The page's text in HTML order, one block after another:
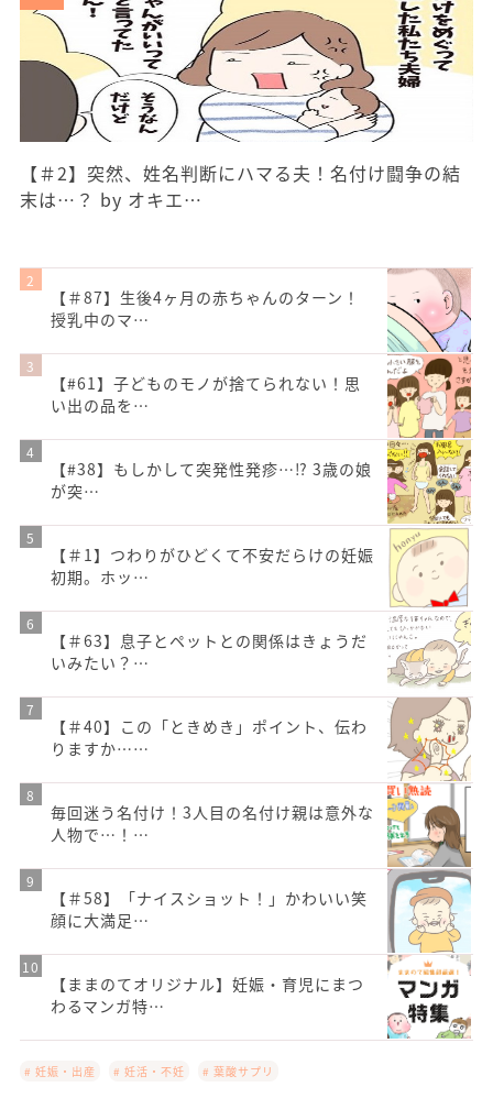
【＃2】突然、姓名判断にハマる夫！名付け闘争の結
末は…？ by オキエ…
【＃87】生後4ヶ月の赤ちゃんのターン！
授乳中のマ…
【#61】子どものモノが捨てられない！思
い出の品を…
【#38】もしかして突発性発疹…⁉︎ 3歳の娘
が突…
【＃1】つわりがひどくて不安だらけの妊娠
初期。ホッ…
【＃63】息子とペットとの関係はきょうだ
いみたい？…
【＃40】この「ときめき」ポイント、伝わ
りますか……
毎回迷う名付け！3人目の名付け親は意外な
人物で…！…
【＃58】「ナイスショット！」かわいい笑
顔に大満足…
【ままのてオリジナル】妊娠・育児にまつ
わるマンガ特…
# 妊娠・出産 # 妊活・不妊 # 葉酸サプリ